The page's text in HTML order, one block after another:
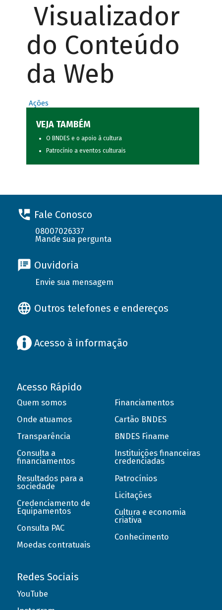
Visualizador
do Conteúdo
da Web
Ações
VEJA TAMBÉM
O BNDES e o apoio à cultura
Patrocínio a eventos culturais
Fale Conosco
08007026337
Mande sua pergunta
Ouvidoria
Envie sua mensagem
Outros telefones e endereços
Acesso à informação
Acesso Rápido
Quem somos
Onde atuamos
Transparência
Consulta a
financiamentos
Resultados para a
sociedade
Credenciamento de
Equipamentos
Consulta PAC
Moedas contratuais
Financiamentos
Cartão BNDES
BNDES Finame
Instituições financeiras
credenciadas
Patrocínios
Licitações
Cultura e economia
criativa
Conhecimento
Redes Sociais
YouTube